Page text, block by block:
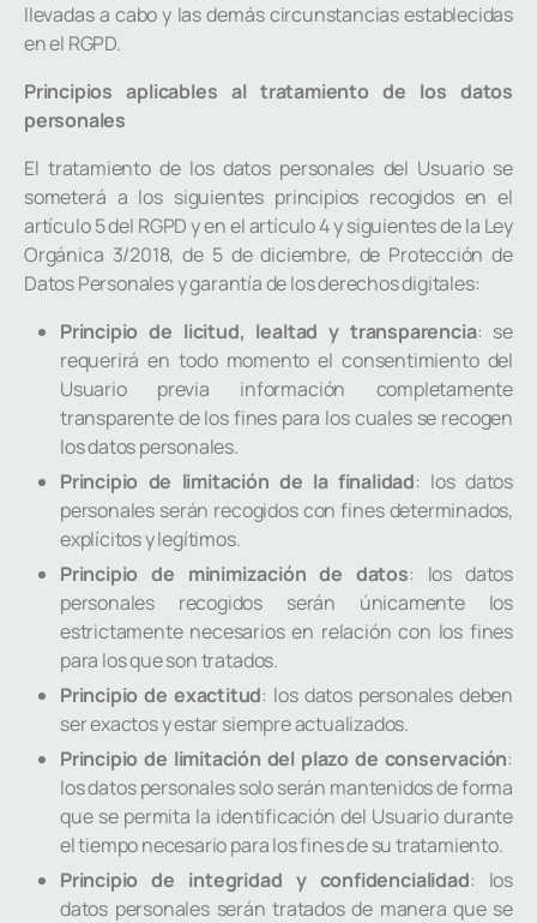
llevadas a cabo y las demás circunstancias establecidas
en el RGPD.
Principios aplicables al tratamiento de los datos
personales
El tratamiento de los datos personales del Usuario se
someterá a los siguientes principios recogidos en el
artículo 5 del RGPD y en el artículo 4 y siguientes de la Ley
Orgánica 3/2018, de 5 de diciembre, de Protección de
Datos Personales y garantía de los derechos digitales:
Principio de licitud, lealtad y transparencia: se
requerirá en todo momento el consentimiento del
Usuario previa información completamente
transparente de los fines para los cuales se recogen
los datos personales.
Principio de limitación de la finalidad: los datos
personales serán recogidos con fines determinados,
explícitos y legítimos.
Principio de minimización de datos: los datos
personales recogidos serán únicamente los
estrictamente necesarios en relación con los fines
para los que son tratados.
Principio de exactitud: los datos personales deben
ser exactos y estar siempre actualizados.
Principio de limitación del plazo de conservación:
los datos personales solo serán mantenidos de forma
que se permita la identificación del Usuario durante
el tiempo necesario para los fines de su tratamiento.
Principio de integridad y confidencialidad: los
datos personales serán tratados de manera que se